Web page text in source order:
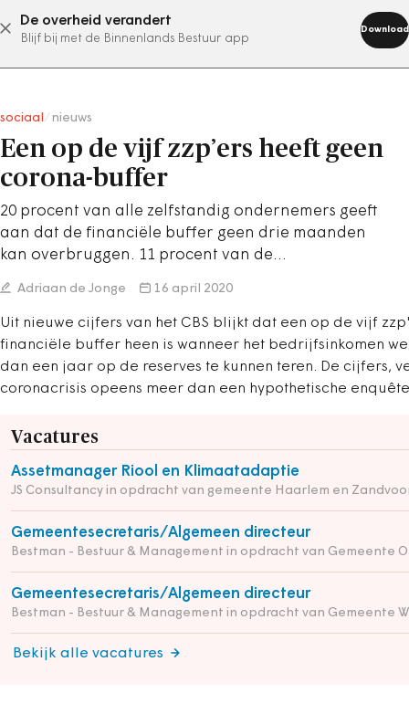
De overheid verandert
Blijf bij met de Binnenlands Bestuur app
Download
abonneer nu
sociaal nieuws
Een op de vijf zzp’ers heeft geen
corona-buffer
20 procent van alle zelfstandig ondernemers geeft
aan dat de financiële buffer geen drie maanden
kan overbruggen. 11 procent van de…
Adriaan de Jonge 16 april 2020
Uit nieuwe cijfers van het CBS blijkt dat een op de vijf
financiële buffer heen is wanneer het bedrijfsinkomen
dan een jaar op de reserves te kunnen teren. De cijfers,
coronacrisis opeens meer dan een hypothetische
Vacatures
Assetmanager Riool en Klimaatadaptie
JS Consultancy in opdracht van gemeente Haarlem en
Gemeentesecretaris/Algemeen directeur
Bestman - Bestuur & Management in opdracht van Gemeente
Gemeentesecretaris/Algemeen directeur
Bestman - Bestuur & Management in opdracht van Gemeente
Bekijk alle vacatures